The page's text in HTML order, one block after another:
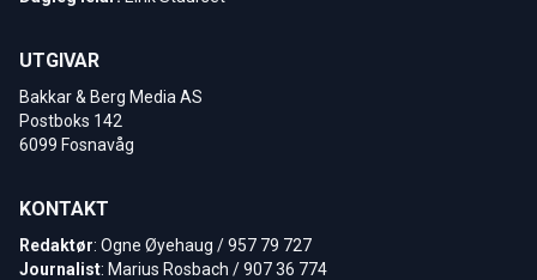
UTGIVAR
Bakkar & Berg Media AS
Postboks 142
6099 Fosnavåg
KONTAKT
Redaktør: Ogne Øyehaug / 957 79 727
Journalist: Marius Rosbach / 907 36 774